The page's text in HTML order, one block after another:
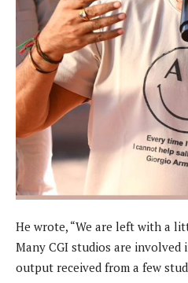
He wrote, “We are left with a
Many CGI studios are involved
output received from a few